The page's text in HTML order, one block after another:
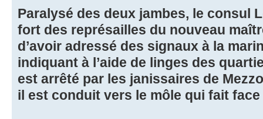
Paralysé des deux jambes, le consul
fort des représailles du nouveau
d’avoir adressé des signaux à la
indiquant à l’aide de linges des
est arrêté par les janissaires de
il est conduit vers le môle qui fait